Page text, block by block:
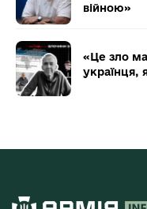
війною»
«Це зло
українця,